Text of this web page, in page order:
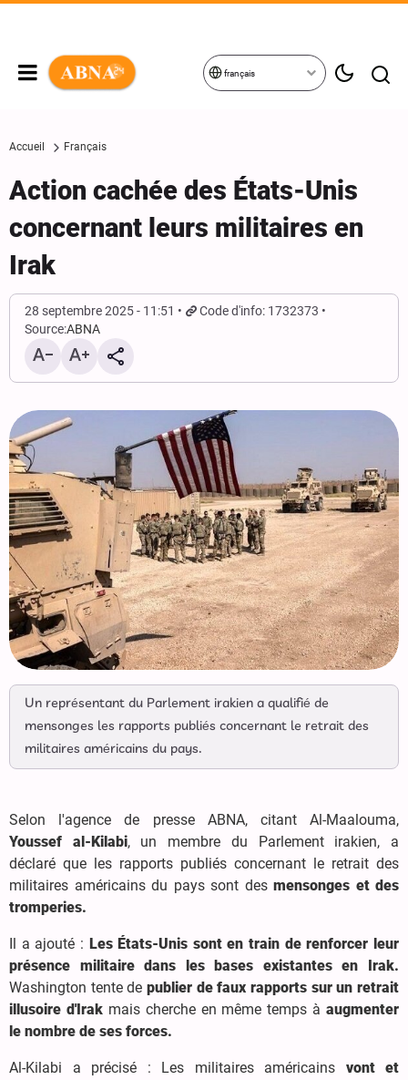
français
Accueil Français
Action cachée des États-Unis
concernant leurs militaires en
Irak
28 septembre 2025 - 11:51
Code d'info: 1732373
Source:ABNA
Un représentant du Parlement irakien a qualifié de
mensonges les rapports publiés concernant le retrait des
militaires américains du pays.
Selon l'agence de presse ABNA, citant Al-Maalouma,
Youssef al-Kilabi, un membre du Parlement irakien, a
déclaré que les rapports publiés concernant le retrait des
militaires américains du pays sont des mensonges et des
tromperies.
Il a ajouté : Les États-Unis sont en train de renforcer leur
présence militaire dans les bases existantes en Irak.
Washington tente de publier de faux rapports sur un retrait
illusoire d'Irakmais cherche en même temps à augmenter
le nombre de ses forces.
Al-Kilabi a précisé : Les militaires américains vont et